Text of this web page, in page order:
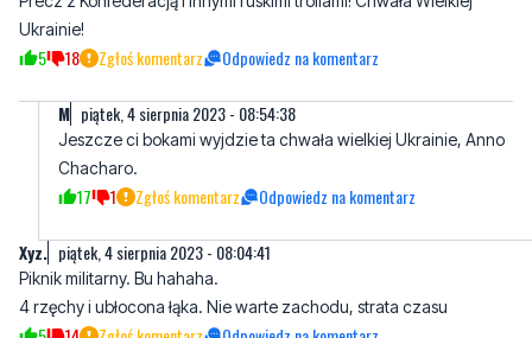
M piątek, 4 sierpnia 2023 - 08:54:38
Jeszcze ci bokami wyjdzie ta chwała wielkiej Ukrainie, Anno
17 1 Zgłoś komentarz Odpowiedz na komentarz
piątek, 4 sierpnia 2023 - 08:04:41
Piknik militarny. Bu hahaha.
5 14 Zgłoś komentarz Odpowiedz na komentarz
piątek, 4 sierpnia 2023 - 11:13:36
Siedz dalej w kapciach przed tv.